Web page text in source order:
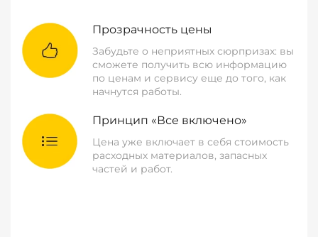
Прозрачность цены
Забудьте о неприятных сюрпризах: вы
сможете получить всю информацию
по ценам и сервису еще до того, как
начнутся работы.
Принцип «Все включено»
Цена уже включает в себя стоимость
расходных материалов, запасных
частей и работ.